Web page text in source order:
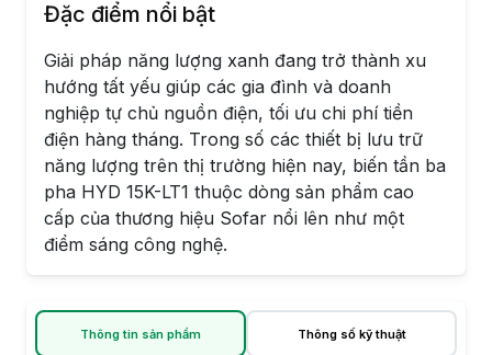
Đặc điểm nổi bật
Giải pháp năng lượng xanh đang trở thành xu
hướng tất yếu giúp các gia đình và doanh
nghiệp tự chủ nguồn điện, tối ưu chi phí tiền
điện hàng tháng. Trong số các thiết bị lưu trữ
năng lượng trên thị trường hiện nay, biến tần ba
pha HYD 15K-LT1 thuộc dòng sản phẩm cao
cấp của thương hiệu Sofar nổi lên như một
điểm sáng công nghệ.
Thông tin sản phẩm Thông số kỹ thuật